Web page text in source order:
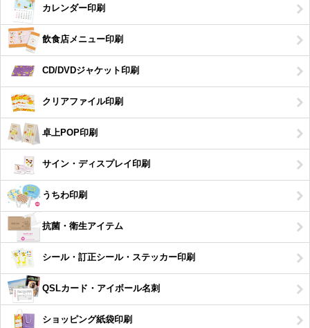
カレンダー印刷
飲食店メニュー印刷
CD/DVDジャケット印刷
クリアファイル印刷
卓上POP印刷
サイン・ディスプレイ印刷
うちわ印刷
抗菌・衛生アイテム
シール・訂正シール・ステッカー印刷
QSLカード・アイボール名刺
ショッピング紙袋印刷